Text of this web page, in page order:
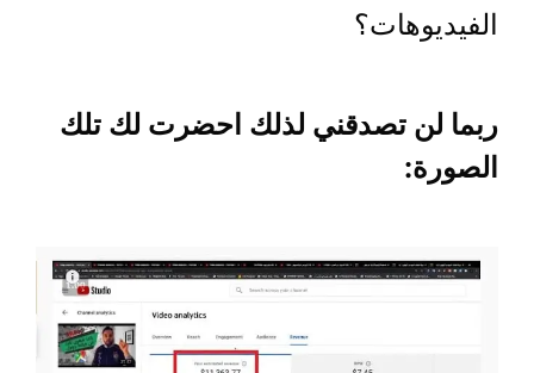
الفيديوهات؟
ربما لن تصدقني لذلك احضرت لك تلك
الصورة: